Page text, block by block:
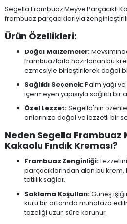
Segella Frambuaz Meyve Parçacıklı
frambuaz parçacıklarıyla
Ürün Özellikleri:
Doğal Malzemeler:
frambuazlarla hazırlanan bu
ezmesiyle birleştirilerek doğal
Sağlıklı Seçenek:Palm yağı
içermeyen yapısıyla sağlıklı bir
Özel Lezzet:Segella'nın özenle
anlarınıza doğal ve lezzetli bir
Neden Segella Frambuaz
Kakaolu Fındık Kreması?
Frambuaz Zenginliği:
parçacıklarından alan bu
tatlılık sağlar.
Saklama Koşulları:Güneş
kuru bir ortamda muhafaza
tazeliği uzun süre korunur.